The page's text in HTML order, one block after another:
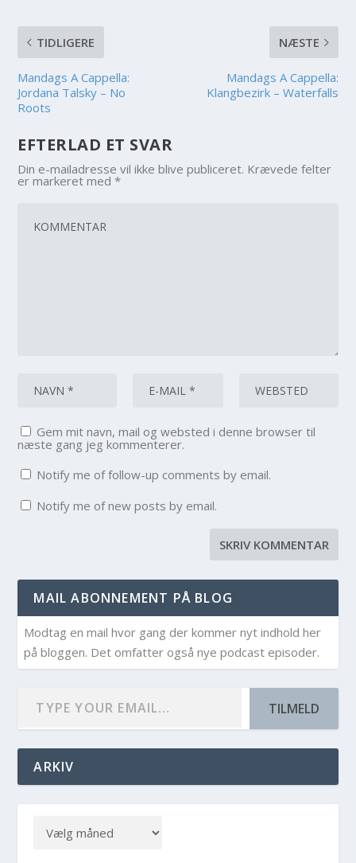
TIDLIGERE
Mandags A Cappella:
Jordana Talsky – No
Roots
NÆSTE
Mandags A Cappella:
Klangbezirk – Waterfalls
EFTERLAD ET SVAR
Din e-mailadresse vil ikke blive publiceret. Krævede felter
er markeret med*
Gem mit navn, mail og websted i denne browser til
næste gang jeg kommenterer.
Notify me of follow-up comments by email.
Notify me of new posts by email.
MAIL ABONNEMENT PÅ BLOG
Modtag en mail hvor gang der kommer nyt indhold her
på bloggen. Det omfatter også nye podcast episoder.
TILMELD
ARKIV